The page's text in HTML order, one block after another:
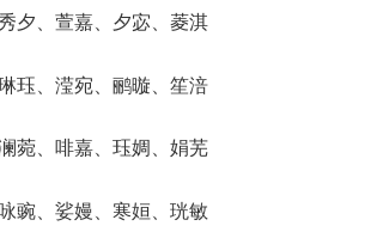
夕、萱嘉、夕宓、菱淇
珏、滢宛、鹂暶、笙涪
菀、啡嘉、珏婤、娟芜
豌、娑嫚、寒姮、珖敏